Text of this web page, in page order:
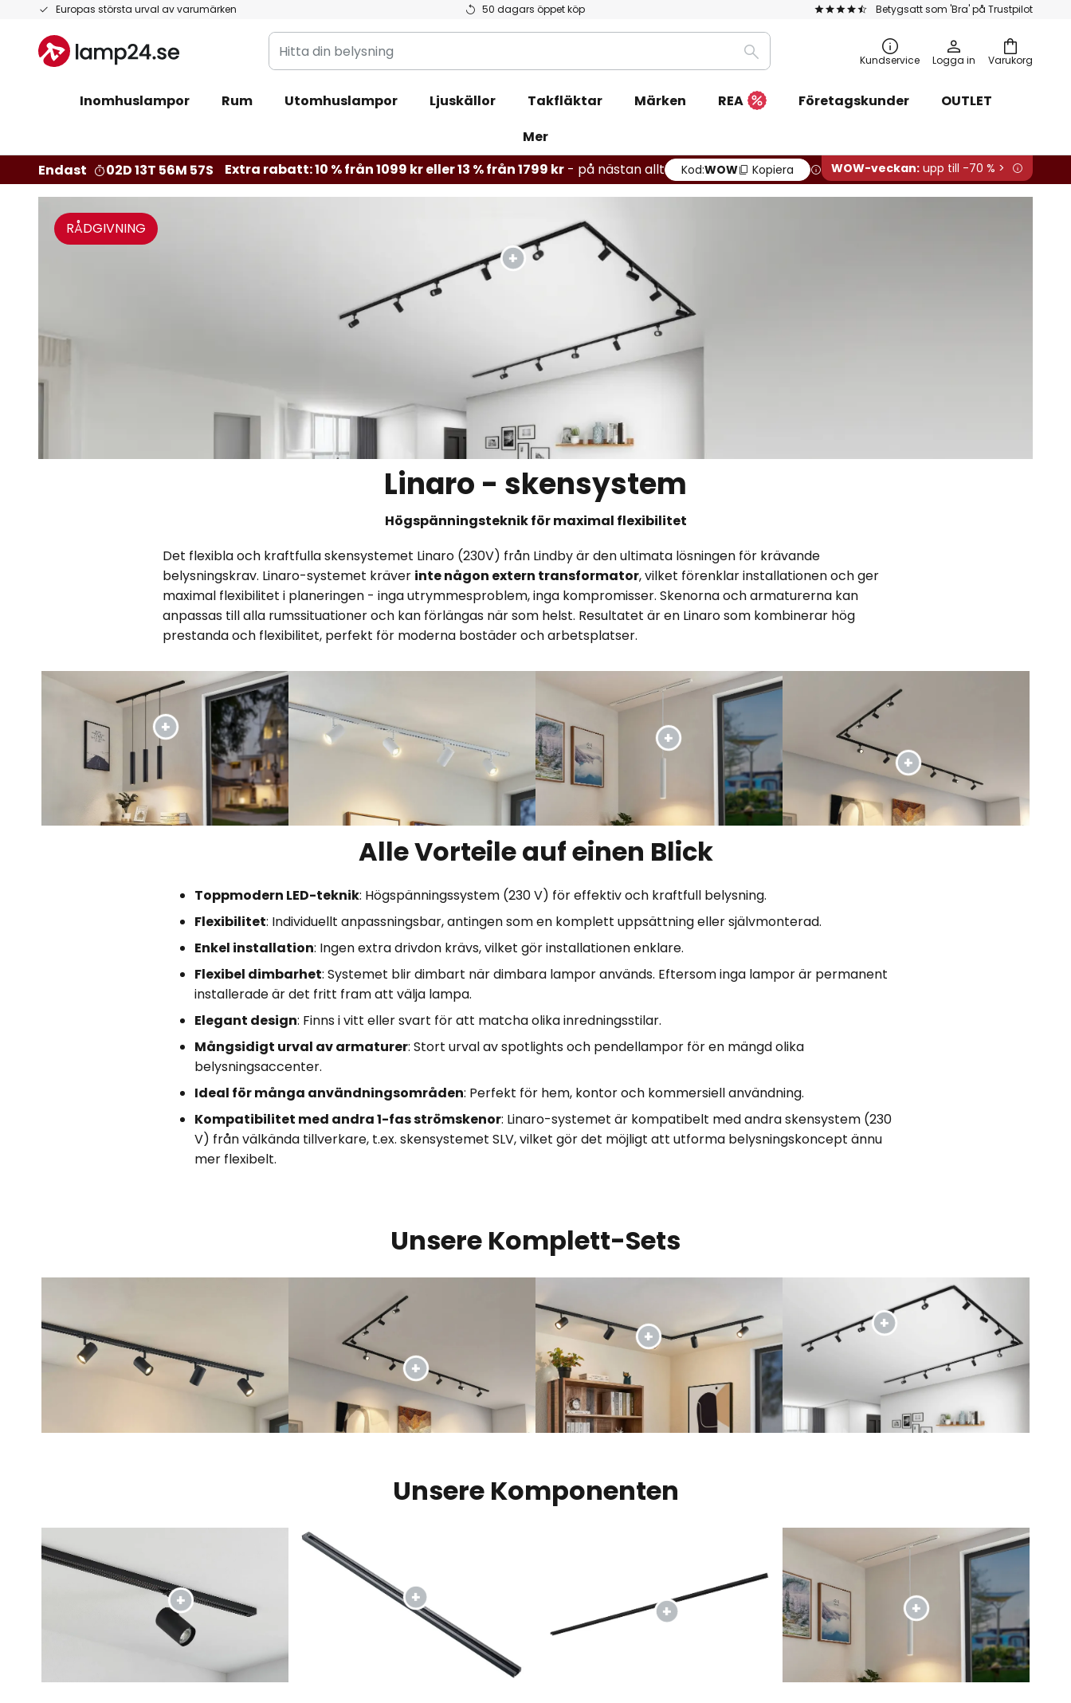
Europas största urval av varumärken 50 dagars öppet köp Betygsatt som 'Bra' på Trustpilot
Hoppa
innehållet
Varukorg
Hitta
din
Sök Kundservice Logga in
Inomhuslampor Rum Utomhuslampor Ljuskällor Takfläktar Märken REA Företagskunder
OUTLET
Mer
Endast
02D 13T 56M 56S Extra rabatt: 10 % från 1099 kr eller 13 % från 1799 kr - på nästan allt Kod:WOW Kopiera WOW-veckan: upp till -70 % >
RÅDGIVNING
Linaro - skensystem
Högspänningsteknik för maximal flexibilitet
Det flexibla och kraftfulla skensystemet Linaro (230V) från Lindby är den ultimata lösningen för krävande
belysningskrav. Linaro-systemet kräver inte någon extern transformator, vilket förenklar installationen och ger
maximal flexibilitet i planeringen - inga utrymmesproblem, inga kompromisser. Skenorna och armaturerna kan
anpassas till alla rumssituationer och kan förlängas när som helst. Resultatet är en Linaro som kombinerar hög
prestanda och flexibilitet, perfekt för moderna bostäder och arbetsplatser.
Alle Vorteile auf einen Blick
Toppmodern LED-teknik: Högspänningssystem (230 V) för effektiv och kraftfull belysning.
Flexibilitet: Individuellt anpassningsbar, antingen som en komplett uppsättning eller självmonterad.
Enkel installation: Ingen extra drivdon krävs, vilket gör installationen enklare.
Flexibel dimbarhet: Systemet blir dimbart när dimbara lampor används. Eftersom inga lampor är permanent
installerade är det fritt fram att välja lampa.
Elegant design: Finns i vitt eller svart för att matcha olika inredningsstilar.
Mångsidigt urval av armaturer: Stort urval av spotlights och pendellampor för en mängd olika
belysningsaccenter.
Ideal för många användningsområden: Perfekt för hem, kontor och kommersiell användning.
Kompatibilitet med andra 1-fas strömskenor: Linaro-systemet är kompatibelt med andra skensystem (230
V) från välkända tillverkare, t.ex. skensystemet SLV, vilket gör det möjligt att utforma belysningskoncept ännu
mer flexibelt.
Unsere Komplett-Sets
Unsere Komponenten